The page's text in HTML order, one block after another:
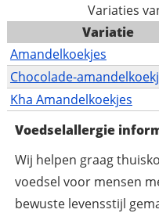
Variaties
Variatie
Amandelkoekjes
Chocolade-
Kha Amandelkoekjes
Voedselallergie
Wij helpen graag
voedsel voor mensen
bewuste levensstijl